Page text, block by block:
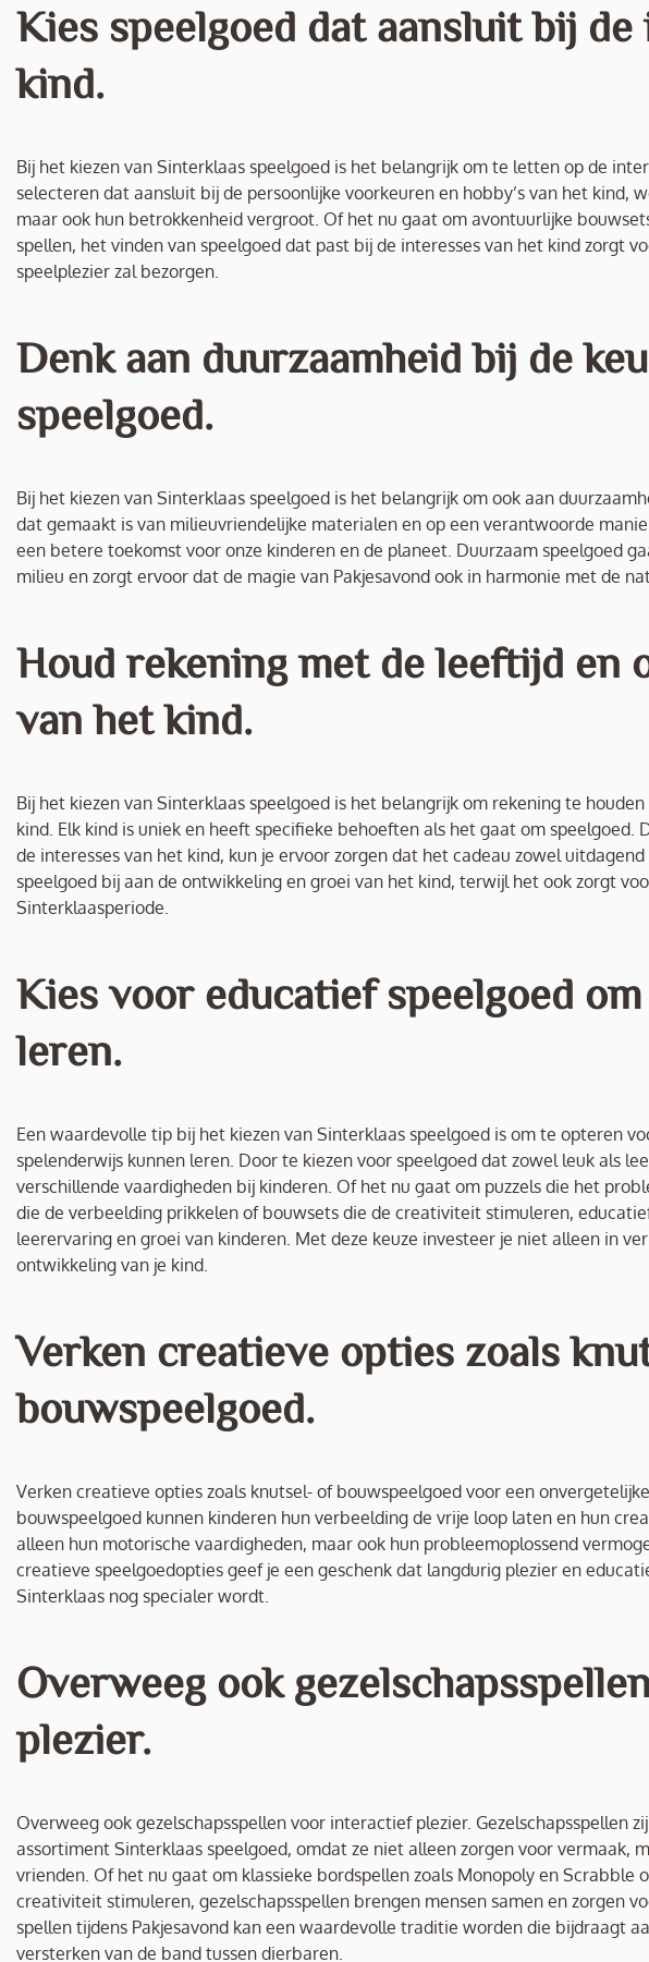
Kies speelgoed dat aansluit bij
kind.
Bij het kiezen van Sinterklaas speelgoed is het belangrijk om te letten op de
selecteren dat aansluit bij de persoonlijke voorkeuren en hobby’s van het
maar ook hun betrokkenheid vergroot. Of het nu gaat om avontuurlijke
spellen, het vinden van speelgoed dat past bij de interesses van het kind zorgt
speelplezier zal bezorgen.
Denk aan duurzaamheid bij de
speelgoed.
Bij het kiezen van Sinterklaas speelgoed is het belangrijk om ook aan
dat gemaakt is van milieuvriendelijke materialen en op een verantwoorde
een betere toekomst voor onze kinderen en de planeet. Duurzaam speelgoed
milieu en zorgt ervoor dat de magie van Pakjesavond ook in harmonie met de
Houd rekening met de leeftijd en
van het kind.
Bij het kiezen van Sinterklaas speelgoed is het belangrijk om rekening te
kind. Elk kind is uniek en heeft specifieke behoeften als het gaat om
de interesses van het kind, kun je ervoor zorgen dat het cadeau zowel
speelgoed bij aan de ontwikkeling en groei van het kind, terwijl het ook zorgt
Sinterklaasperiode.
Kies voor educatief speelgoed
leren.
Een waardevolle tip bij het kiezen van Sinterklaas speelgoed is om te opteren
spelenderwijs kunnen leren. Door te kiezen voor speelgoed dat zowel leuk als
verschillende vaardigheden bij kinderen. Of het nu gaat om puzzels die het
die de verbeelding prikkelen of bouwsets die de creativiteit stimuleren,
leerervaring en groei van kinderen. Met deze keuze investeer je niet alleen in
ontwikkeling van je kind.
Verken creatieve opties zoals
bouwspeelgoed.
Verken creatieve opties zoals knutsel- of bouwspeelgoed voor een
bouwspeelgoed kunnen kinderen hun verbeelding de vrije loop laten en hun
alleen hun motorische vaardigheden, maar ook hun probleemoplossend
creatieve speelgoedopties geef je een geschenk dat langdurig plezier en
Sinterklaas nog specialer wordt.
Overweeg ook
plezier.
Overweeg ook gezelschapsspellen voor interactief plezier. Gezelschapsspellen
assortiment Sinterklaas speelgoed, omdat ze niet alleen zorgen voor vermaak,
vrienden. Of het nu gaat om klassieke bordspellen zoals Monopoly en Scrabble
creativiteit stimuleren, gezelschapsspellen brengen mensen samen en zorgen
spellen tijdens Pakjesavond kan een waardevolle traditie worden die bijdraagt
versterken van de band tussen dierbaren.